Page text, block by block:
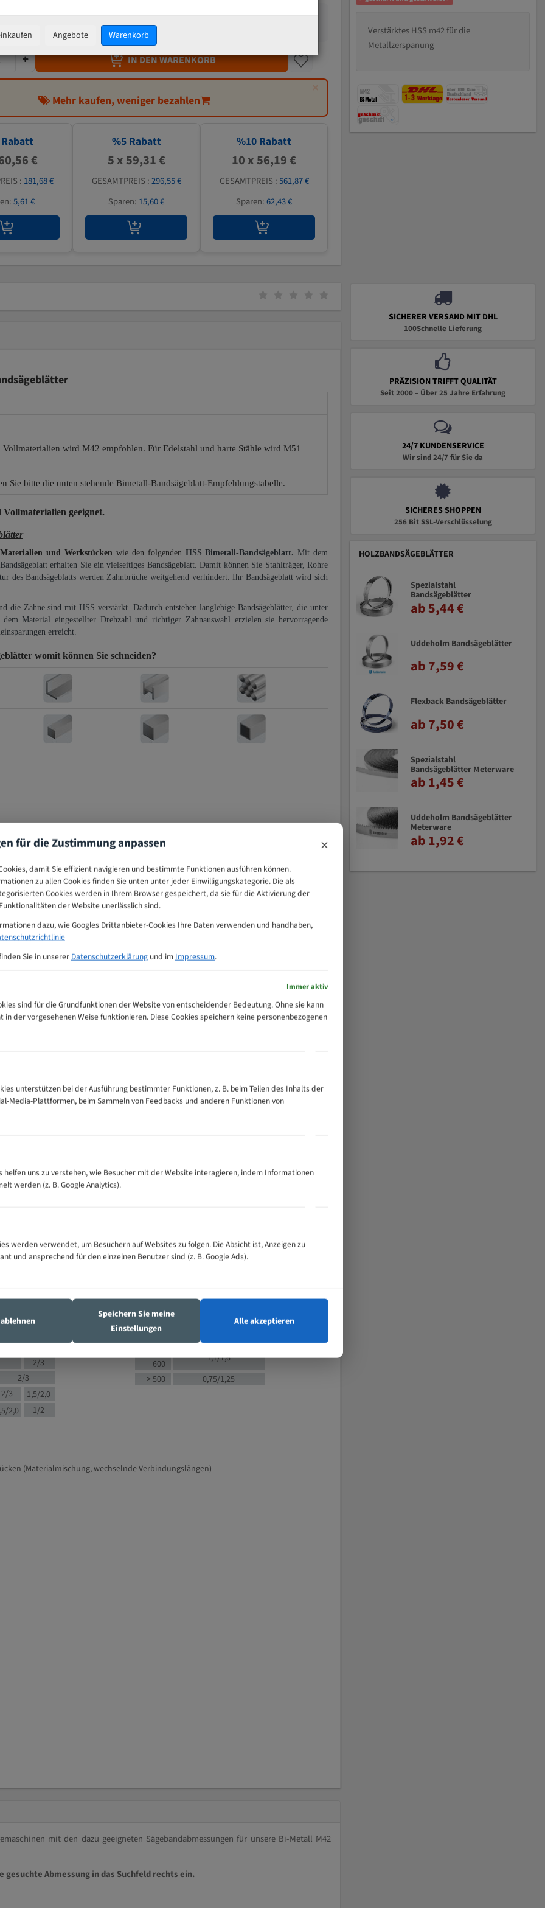
62,43 €
zzgl.Versandkosten
IN DEN WARENKORB
×
Mehr kaufen, weniger bezahlen
€
: 181,68 €
5,61 €
%5Rabatt
5 x 59,31 €
GESAMTPREIS :296,55 €
Sparen: 15,60 €
%10 Rabatt
10 x 56,19 €
GESAMTPREIS :561,87 €
Sparen:62,43 €
Verstärktes HSS m42 für die
Metallzerspanung
wird M42 empfohlen. Für Edelstahl und harte Stähle wird M51
Sie bitte die unten stehende Bimetall-Bandsägeblatt-Empfehlungstabelle.
geeignet.
und Werkstücken wie den folgenden HSS Bimetall-Bandsägeblatt. Mit dem
erhalten Sie ein vielseitiges Bandsägeblatt. Damit können Sie Stahlträger, Rohre
des Bandsägeblatts werden Zahnbrüche weitgehend verhindert. Ihr Bandsägeblatt wird sich
die Zähne sind mit HSS verstärkt. Dadurch entstehen langlebige Bandsägeblätter, die unter
Material eingestellter Drehzahl und richtiger Zahnauswahl erzielen sie hervorragende
erreicht.
womit können Sie schneiden?
Tabelle
300
500
4/6
4/6
4/5
4/5
2/3
2/3
2/3
1,5/2,0
2,0 1/2
M (mm)
Zähne pro
Zoll (ZpZ))
35 - 70
5/8
130 -
350
150 -
600
1,1/1,6
> 500
0,75/1,25
(Materialmischung, wechselnde Verbindungslängen)
mit den dazu geeigneten Sägebandabmessungen für unsere Bi-Metall M42
Abmessung in das Suchfeld rechts ein.
SICHERER VERSAND MIT DHL
100Schnelle Lieferung
PRÄZISION TRIFFT QUALITÄT
Seit 2000 – Über 25 Jahre Erfahrung
24/7 KUNDENSERVICE
Wir sind 24/7 für Sie da
SICHERES SHOPPEN
256 Bit SSL-Verschlüsselung
HOLZBANDSÄGEBLÄTTER
Spezialstahl
Bandsägeblätter
ab 5,44 €
Uddeholm Bandsägeblätter
ab 7,59 €
Flexback Bandsägeblätter
ab 7,50 €
Spezialstahl
Bandsägeblätter Meterware
ab 1,45 €
Uddeholm Bandsägeblätter
Meterware
ab 1,92 €
Angebote Warenkorb
für die Zustimmung anpassen ×
damit Sie effizient navigieren und bestimmte Funktionen ausführen können.
zu allen Cookies finden Sie unten unter jeder Einwilligungskategorie. Die als
Cookies werden in Ihrem Browser gespeichert, da sie für die Aktivierung der
der Website unerlässlich sind.
dazu, wie Googles Drittanbieter-Cookies Ihre Daten verwenden und handhaben,
Sie in unserer Datenschutzerklärung und im Impressum.
Immer aktiv
sind für die Grundfunktionen der Website von entscheidender Bedeutung. Ohne sie kann
in der vorgesehenen Weise funktionieren. Diese Cookies speichern keine personenbezogenen
unterstützen bei der Ausführung bestimmter Funktionen, z. B. beim Teilen des Inhalts der
Media-Plattformen, beim Sammeln von Feedbacks und anderen Funktionen von
helfen uns zu verstehen, wie Besucher mit der Website interagieren, indem Informationen
werden (z. B. Google Analytics).
werden verwendet, um Besuchern auf Websites zu folgen. Die Absicht ist, Anzeigen zu
und ansprechend für den einzelnen Benutzer sind (z. B. Google Ads).
Speichern Sie meine
Einstellungen
Alle akzeptieren